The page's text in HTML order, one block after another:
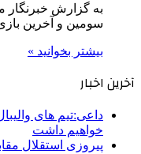
به گزارش خبرنگار
سومین و آخرین
بیشتر بخوانید »
آخرین اخبار
داعی:تیم های
خواهیم داشت
پیروزی استقلال